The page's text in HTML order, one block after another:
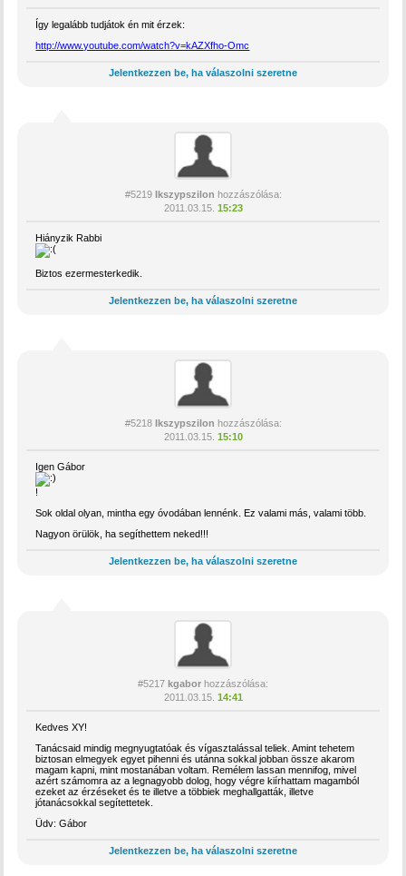
Így legalább tudjátok én mit érzek:
http://www.youtube.com/watch?v=kAZXfho-Omc
Jelentkezzen be, ha válaszolni szeretne
#5219 Ikszypszilon hozzászólása:
2011.03.15. 15:23
Hiányzik Rabbi
Biztos ezermesterkedik.
Jelentkezzen be, ha válaszolni szeretne
#5218 Ikszypszilon hozzászólása:
2011.03.15. 15:10
Igen Gábor
!
Sok oldal olyan, mintha egy óvodában lennénk. Ez valami más, valami több.
Nagyon örülök, ha segíthettem neked!!!
Jelentkezzen be, ha válaszolni szeretne
#5217 kgabor hozzászólása:
2011.03.15. 14:41
Kedves XY!
Tanácsaid mindig megnyugtatóak és vígasztalással teliek. Amint tehetem
biztosan elmegyek egyet pihenni és utánna sokkal jobban össze akarom
magam kapni, mint mostanában voltam. Remélem lassan mennifog, mivel
azért számomra az a legnagyobb dolog, hogy végre kiírhattam magamból
ezeket az érzéseket és te illetve a többiek meghallgatták, illetve
jótanácsokkal segítettetek.
Üdv: Gábor
Jelentkezzen be, ha válaszolni szeretne